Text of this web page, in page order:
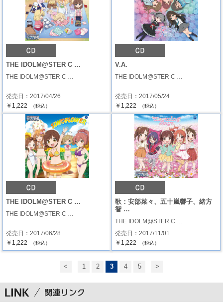
THE IDOLM@STER C …
THE IDOLM@STER C …
発売日：2017/04/26
￥1,222
（税込）
V.A.
THE IDOLM@STER C …
発売日：2017/05/24
￥1,222
（税込）
THE IDOLM@STER C …
THE IDOLM@STER C …
発売日：2017/06/28
￥1,222
（税込）
歌：安部菜々、五十嵐響子、緒方
智 …
THE IDOLM@STER C …
発売日：2017/11/01
￥1,222
（税込）
< 1 2 3 4 5 >